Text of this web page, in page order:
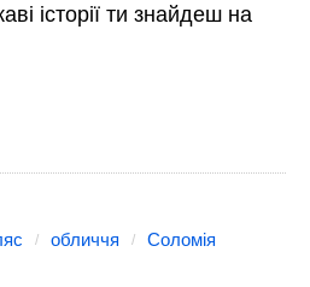
історії ти знайдеш на
обличчя
Соломія